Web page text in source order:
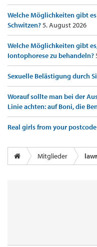
Welche Möglichkeiten gibt
Schwitzen?5. August 2026
Welche Möglichkeiten gibt
Iontophorese zu behandeln?
Sexuelle Belästigung durch
Worauf sollte man bei der
Linie achten: auf Boni, die
Real girls from your postcode
Mitglieder